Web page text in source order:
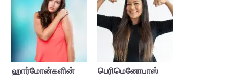
ஹார்மோன்களின்
பெரிமெனோபாஸ்